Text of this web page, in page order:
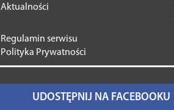
UDOSTĘPNIJ NA FACEBOOKU
Aktualności
Regulamin serwisu
Polityka Prywatności